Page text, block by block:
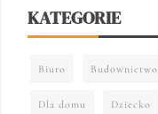
KATEGORIE
Biuro Budownictwo
Dla domu Dziecko